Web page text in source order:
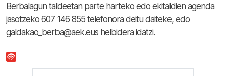
Berbalagun taldeetan parte harteko edo ekitaldien agenda
jasotzeko 607 146 855 telefonora deitu daiteke, edo
galdakao_berba@aek.eus helbidera idatzi.